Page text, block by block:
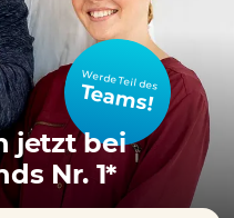
Werde Teil des
Teams!
jetzt bei
Nr. 1*